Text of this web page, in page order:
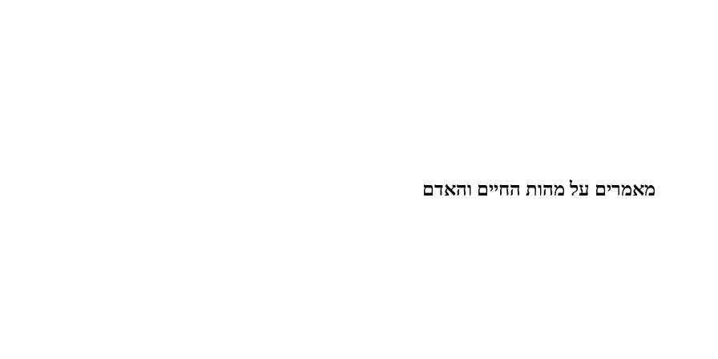
מאמרים על מהות החיים והאדם